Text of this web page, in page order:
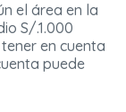
el área en la
S/.1.000
en cuenta
puede